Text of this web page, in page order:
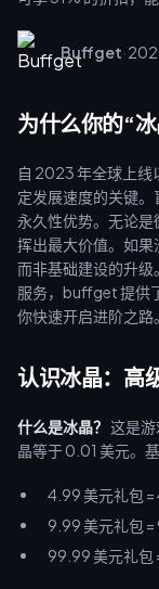
体力的月卡。以下是
指南。
Buffget·
为什么你的“
自 2023 年全球上线
定发展速度的关键
永久性优势。无论
挥出最大价值。如果
而非基础建设的升
服务，buffget 提供
你快速开启进阶之路。
认识冰晶：高
什么是冰晶？ 这是游
晶等于 0.01 美元。
4.99 美元礼包 =
9.99 美元礼包 =
99.99 美元礼包